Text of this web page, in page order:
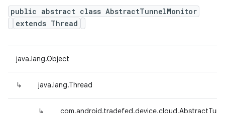
public abstract class AbstractTunnelMonitor
extends Thread
java.lang.Object
↳ java.lang.Thread
↳